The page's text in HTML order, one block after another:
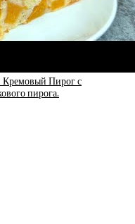
Кремовый Пирог с
пирога.